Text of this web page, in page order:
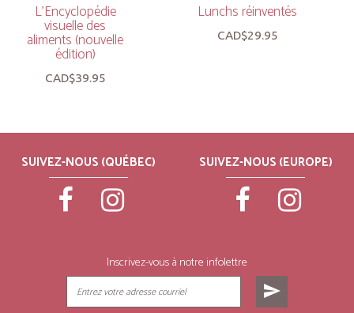
L’Encyclopédie
visuelle des
aliments (nouvelle
édition)
CAD$39.95
Lunchs réinventés
CAD$29.95
SUIVEZ-NOUS (QUÉBEC) SUIVEZ-NOUS (EUROPE)
Inscrivez-vous à notre infolettre
send